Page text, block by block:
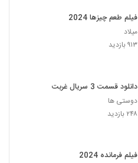
فیلم طعم چیزها 2024
میلاد
۹۱۳ بازدید
دانلود قسمت 3 سریال غربت
دوستی ها
۲۴۸ بازدید
فیلم فرمانده 2024